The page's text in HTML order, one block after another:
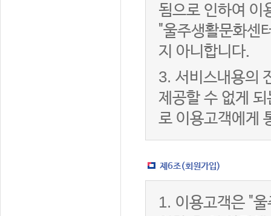
됨으로 인하여 이
"울주생활문화센
지 아니합니다.
3. 서비스내용의
제공할 수 없게
로 이용고객에게
제6조(회원가입)
1. 이용고객은 "